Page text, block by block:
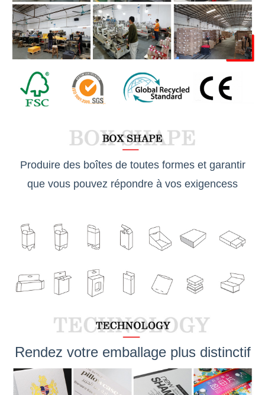
Produire des boîtes de toutes formes et garantir
que vous pouvez répondre à vos exigencess
Rendez votre emballage plus distinctif